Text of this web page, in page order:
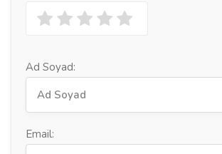
Ad Soyad:
Email: